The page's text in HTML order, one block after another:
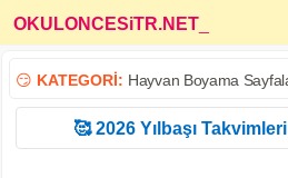
OKULONCESiTR.NET
😏 KATEGORİ: Hayvan Boyama
🥰 2026 Yılbaşı